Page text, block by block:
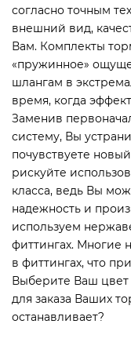
согласно точным
внешний вид,
Вам. Комплекты
«пружинное»
шлангам в
время, когда
Заменив
систему, Вы
почувствуете
рискуйте
класса, ведь Вы
надежность и
используем
фиттингах. Многие
в фиттингах, что
Выберите Ваш цвет
для заказа Ваших
останавливает?